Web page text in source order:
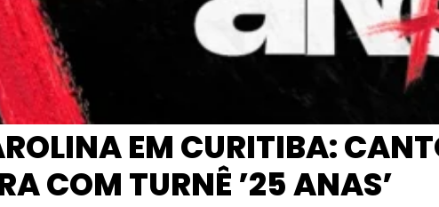
EM CURITIBA:
COM TURNÊ ’25 ANAS’